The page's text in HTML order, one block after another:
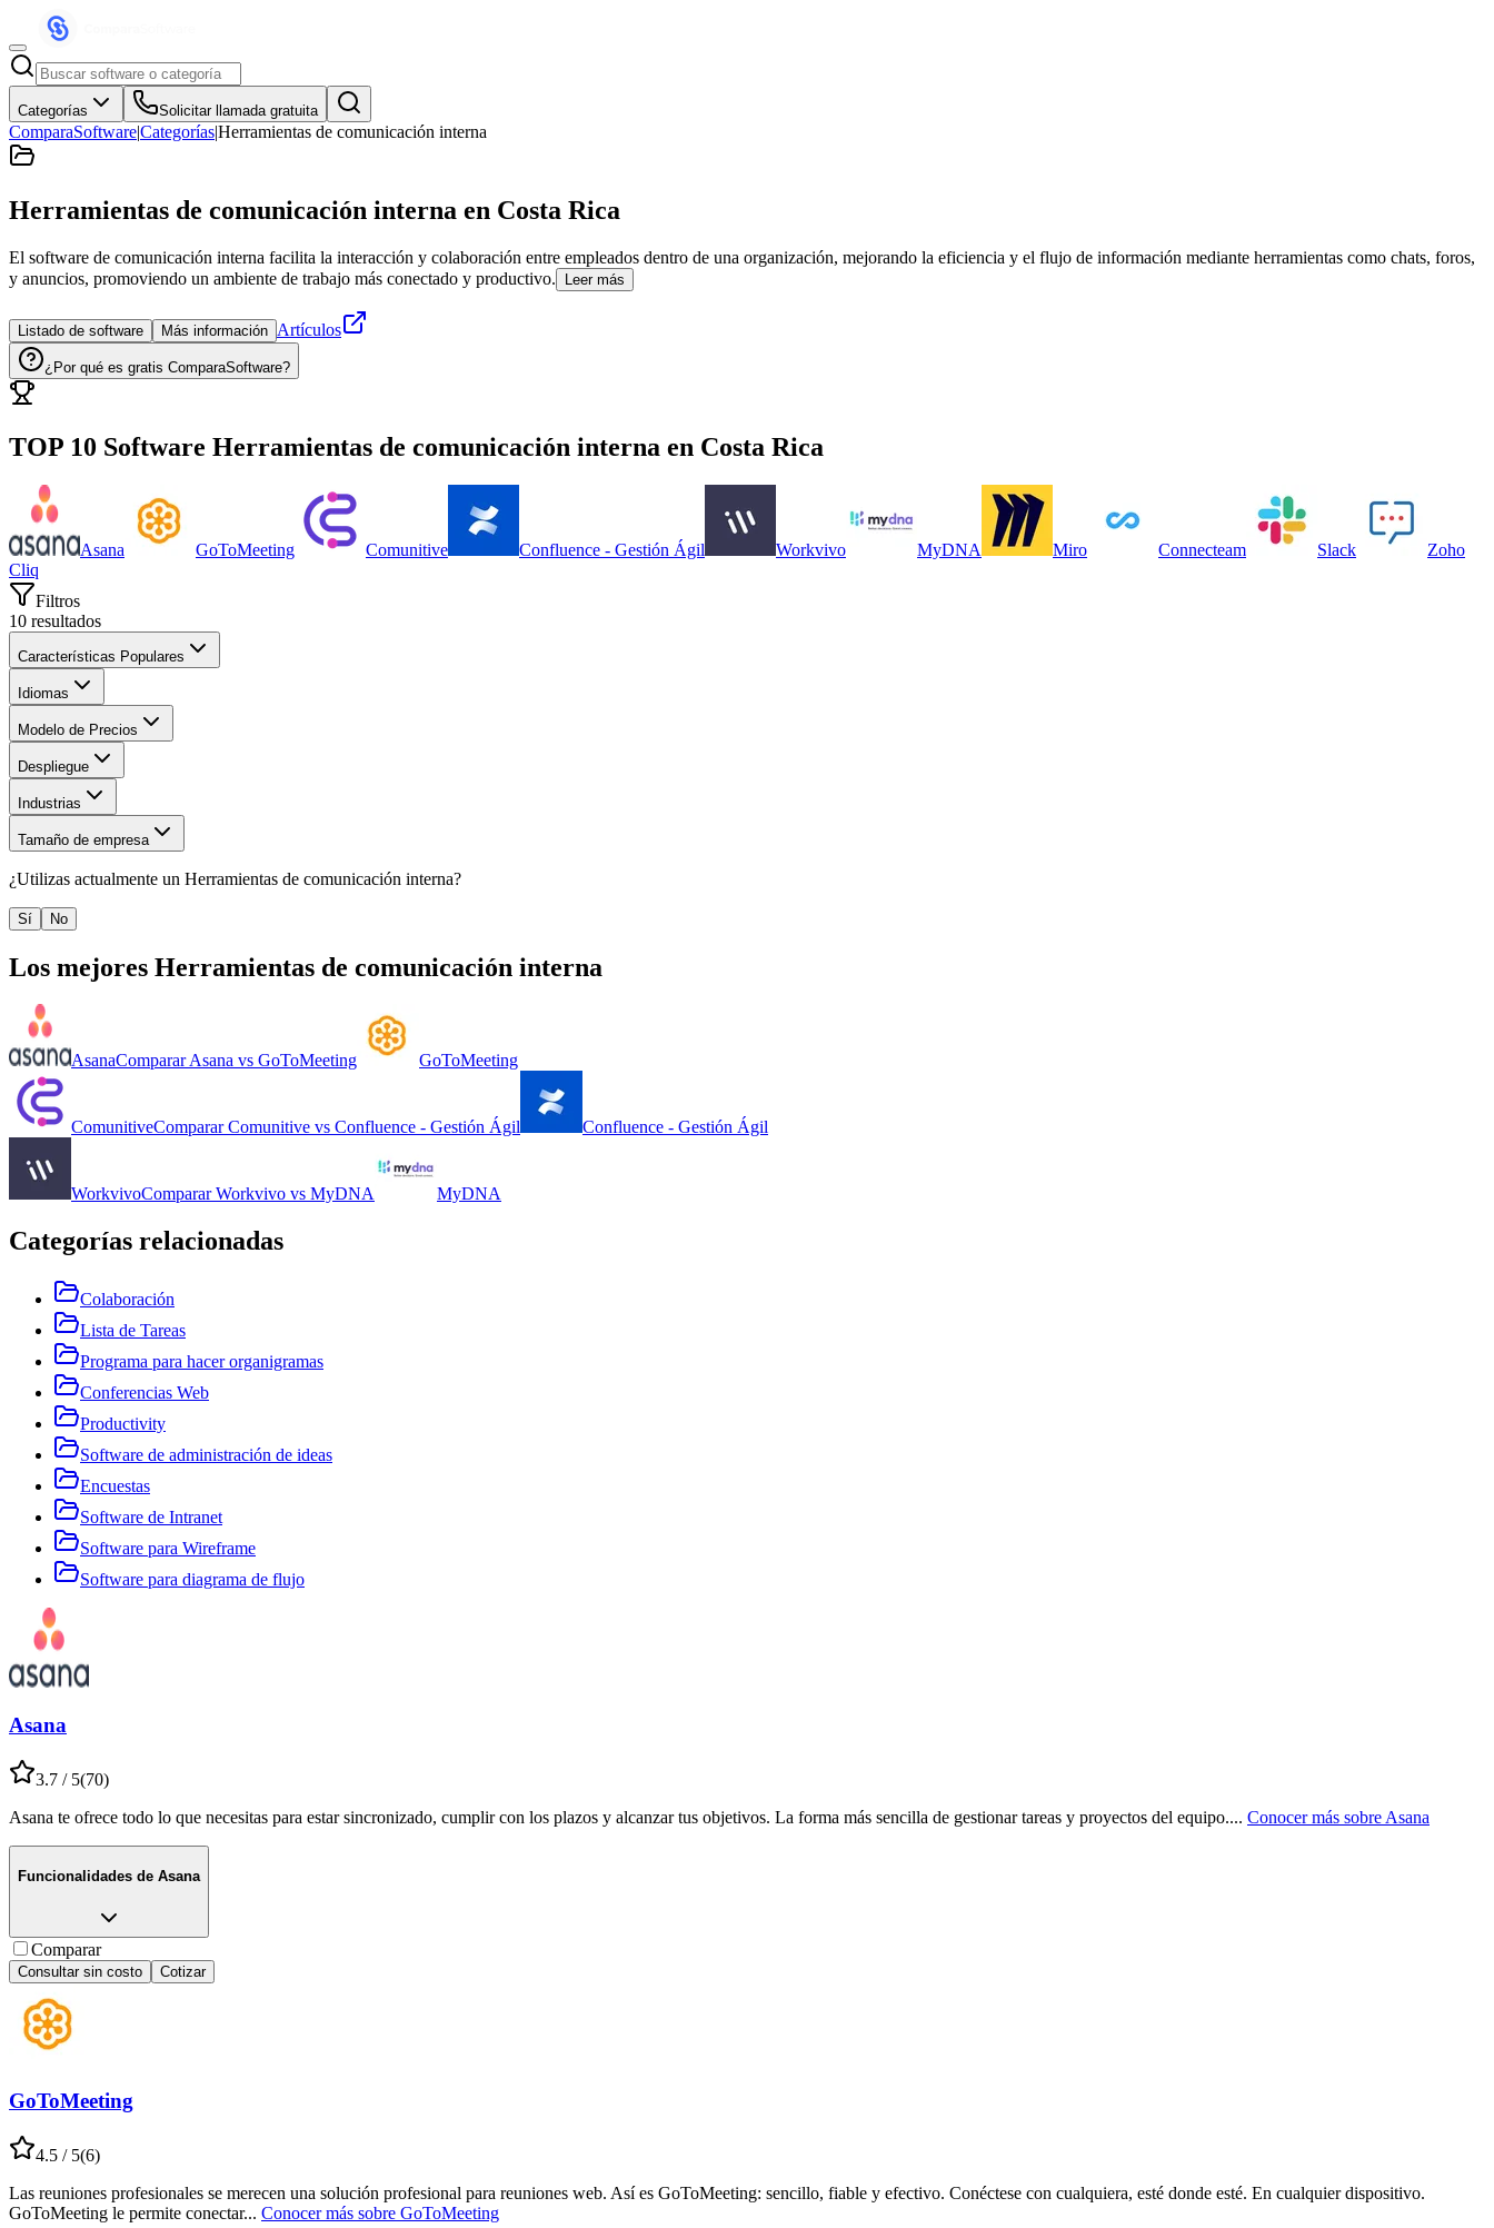
Categorías Solicitar llamada gratuita
ComparaSoftware|Categorías|Herramientas de comunicación interna
Herramientas de comunicación interna en Costa Rica
El software de comunicación interna facilita la interacción y colaboración entre empleados dentro de una organización, mejorando la eficiencia y el flujo de información mediante herramientas como chats, foros,
y anuncios, promoviendo un ambiente de trabajo más conectado y productivo.
Leer más
Listado de software Más información Artículos
¿Por qué es gratis ComparaSoftware?
TOP 10 Software Herramientas de comunicación interna en Costa Rica
Asana GoToMeeting Comunitive Confluence - Gestión Ágil Workvivo MyDNA Miro Connecteam Slack
Zoho
Cliq
Filtros
10 resultados
Características Populares
Idiomas
Modelo de Precios
Despliegue
Industrias
Tamaño de empresa
¿Utilizas actualmente un Herramientas de comunicación interna?
Sí No
Los mejores Herramientas de comunicación interna
AsanaCompararAsana vs GoToMeeting GoToMeeting
ComunitiveComparar Comunitive vs Confluence - Gestión Ágil Confluence - Gestión Ágil
WorkvivoComparar Workvivo vs MyDNA MyDNA
Categorías relacionadas
Colaboración
Lista de Tareas
Programa para hacer organigramas
Conferencias Web
Productivity
Software de administración de ideas
Encuestas
Software de Intranet
Software para Wireframe
Software para diagrama de flujo
Asana
3.7 / 5(70)
Asana te ofrece todo lo que necesitas para estar sincronizado, cumplir con los plazos y alcanzar tus objetivos. La forma más sencilla de gestionar tareas y proyectos del equipo.... Conocer más sobre Asana
Funcionalidades de Asana
Comparar
Consultar sin costo Cotizar
GoToMeeting
4.5 / 5(6)
Las reuniones profesionales se merecen una solución profesional para reuniones web. Así es GoToMeeting: sencillo, fiable y efectivo. Conéctese con cualquiera, esté donde esté. En cualquier dispositivo.
GoToMeeting le permite conectar... Conocer más sobre GoToMeeting